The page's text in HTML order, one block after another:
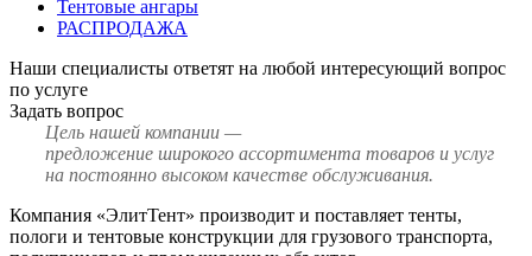
Тентовые ангары
РАСПРОДАЖА
Наши специалисты ответят на любой интересующий вопрос
по услуге
Задать вопрос
Цель нашей компании —
предложение широкого ассортимента товаров и услуг
на постоянно высоком качестве обслуживания.
Компания «ЭлитТент» производит и поставляет тенты,
пологи и тентовые конструкции для грузового транспорта,